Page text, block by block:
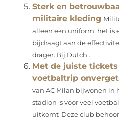
Sterk en
militaire kleding
alleen een uniform; het is
bijdraagt aan de
drager. Bij Dutch...
Met de juiste
voetbaltrip
van AC Milan bijwonen in
stadion is voor veel
uitkomt. Deze club